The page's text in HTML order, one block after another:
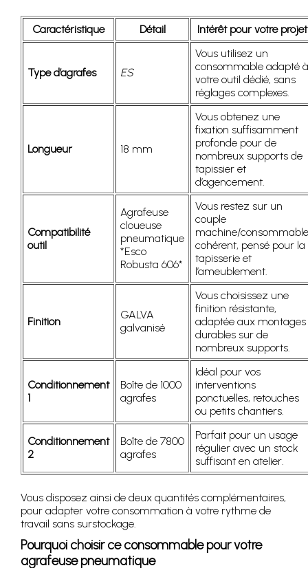
Caractéristique Détail Intérêt pour votre projet
Type d’agrafes ES
Vous utilisez un
consommable adapté à
votre outil dédié, sans
réglages complexes.
Longueur 18 mm
Vous obtenez une
fixation suffisamment
profonde pour de
nombreux supports de
tapissier et
d’agencement.
Compatibilité
outil
Agrafeuse
cloueuse
pneumatique
*Esco
Robusta 606*
Vous restez sur un
couple
machine/consommable
cohérent, pensé pour la
tapisserie et
l’ameublement.
Finition
GALVA
galvanisé
Vous choisissez une
finition résistante,
adaptée aux montages
durables sur de
nombreux supports.
Conditionnement
1
Boîte de 1000
agrafes
Idéal pour vos
interventions
ponctuelles, retouches
ou petits chantiers.
Conditionnement
2
Boîte de 7800
agrafes
Parfait pour un usage
régulier avec un stock
suffisant en atelier.
Vous disposez ainsi de deux quantités complémentaires,
pour adapter votre consommation à votre rythme de
travail sans surstockage.
Pourquoi choisir ce consommable pour votre
agrafeuse pneumatique